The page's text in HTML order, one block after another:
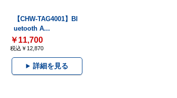
【CHW-TAG4001】Bl
uetooth A...
￥11,700
税込￥12,870
詳細を見る